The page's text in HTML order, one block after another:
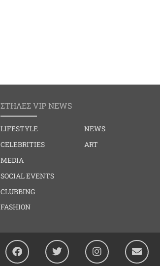
ΣΤΗΛΕΣ VIP NEWS
LIFESTYLE
CELEBRITIES
MEDIA
SOCIAL EVENTS
CLUBBING
FASHION
NEWS
ART